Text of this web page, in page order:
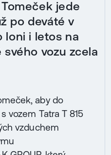
jede
po deváté v
loni i letos na
vozu zcela
aby do
vozem Tatra T 815
vzduchem